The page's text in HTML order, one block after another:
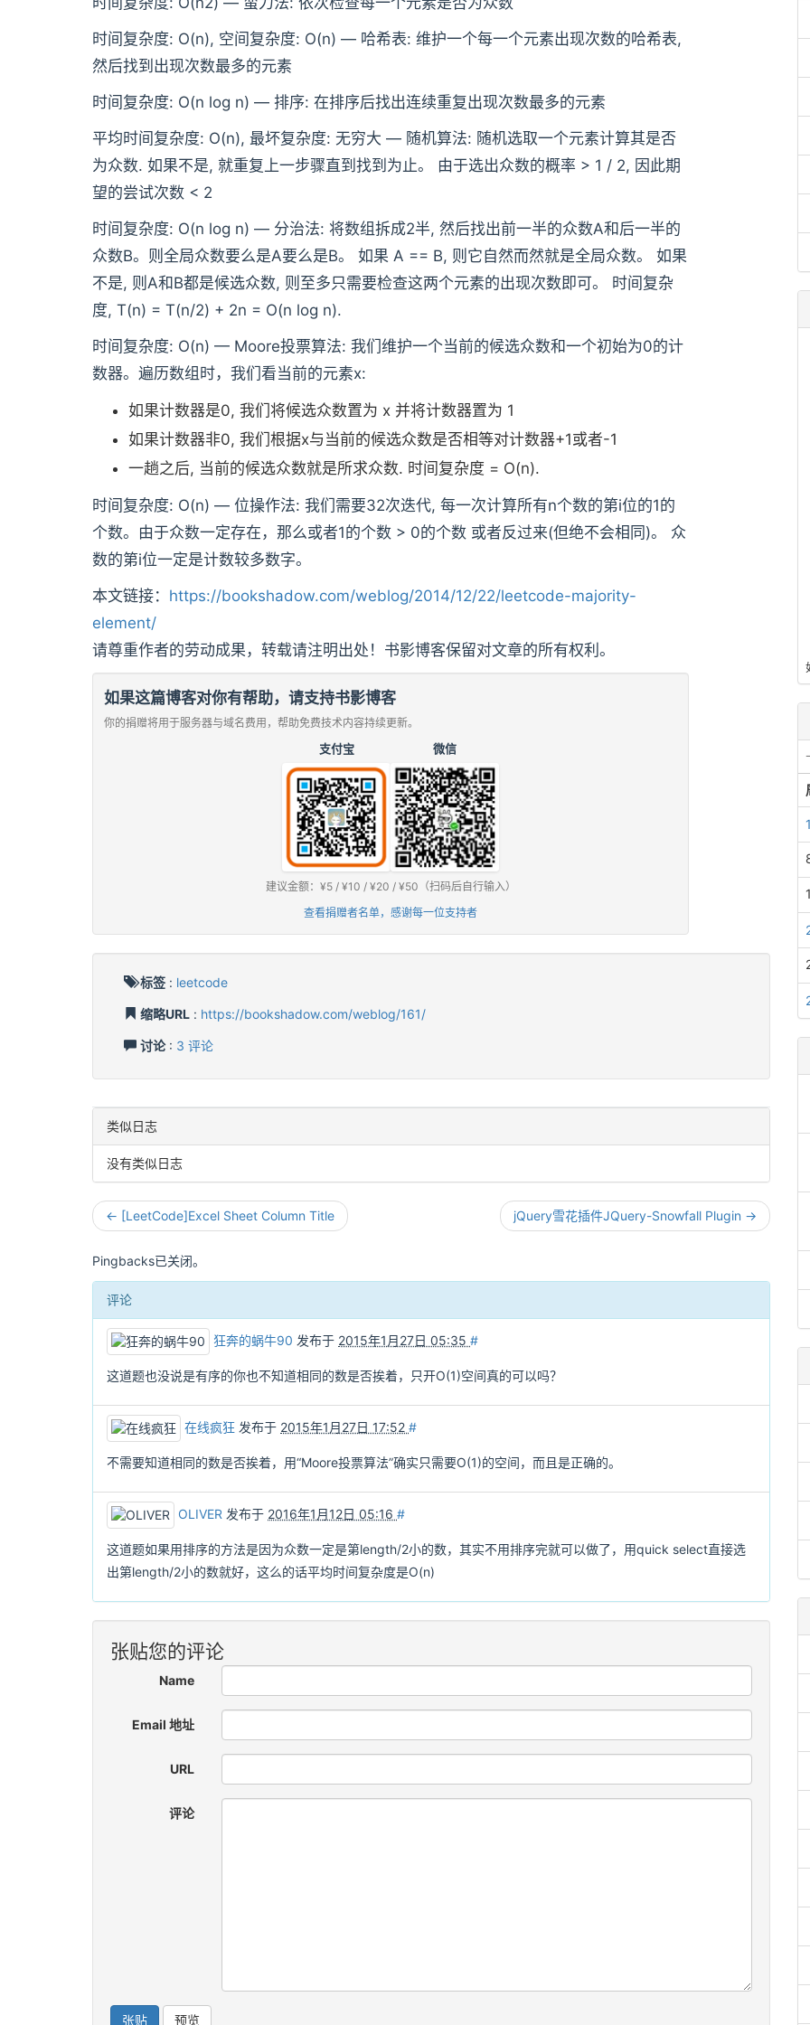
时间复杂度: O(n), 空间复杂度: O(n) — 哈希表: 维护一个每一个元素出现次数的哈希表,
然后找到出现次数最多的元素
时间复杂度: O(n log n) — 排序: 在排序后找出连续重复出现次数最多的元素
平均时间复杂度: O(n), 最坏复杂度: 无穷大 — 随机算法: 随机选取一个元素计算其是否
为众数. 如果不是, 就重复上一步骤直到找到为止。 由于选出众数的概率 > 1 / 2, 因此期
望的尝试次数 < 2
时间复杂度: O(n log n) — 分治法: 将数组拆成2半, 然后找出前一半的众数A和后一半的
众数B。则全局众数要么是A要么是B。 如果 A == B, 则它自然而然就是全局众数。 如果
不是, 则A和B都是候选众数, 则至多只需要检查这两个元素的出现次数即可。 时间复杂
度, T(n) = T(n/2) + 2n = O(n log n).
时间复杂度: O(n) — Moore投票算法: 我们维护一个当前的候选众数和一个初始为0的计
数器。遍历数组时，我们看当前的元素x:
如果计数器是0, 我们将候选众数置为 x 并将计数器置为 1
如果计数器非0, 我们根据x与当前的候选众数是否相等对计数器+1或者-1
一趟之后, 当前的候选众数就是所求众数. 时间复杂度 = O(n).
时间复杂度: O(n) — 位操作法: 我们需要32次迭代, 每一次计算所有n个数的第i位的1的
个数。由于众数一定存在，那么或者1的个数 > 0的个数 或者反过来(但绝不会相同)。 众
数的第i位一定是计数较多数字。
本文链接： https://bookshadow.com/weblog/2014/12/22/leetcode-majority-
element/
请尊重作者的劳动成果，转载请注明出处！书影博客保留对文章的所有权利。
如果这篇博客对你有帮助，请支持书影博客
你的捐赠将用于服务器与域名费用，帮助免费技术内容持续更新。
支付宝 微信
建议金额：¥5 / ¥10 / ¥20 / ¥50（扫码后自行输入）
查看捐赠者名单，感谢每一位支持者
标签 : leetcode
缩略URL : https://bookshadow.com/weblog/161/
讨论: 3 评论
类似日志
没有类似日志
jQuery雪花插件JQuery-Snowfall Plugin →
← [LeetCode]Excel Sheet Column Title
Pingbacks已关闭。
评论
狂奔的蜗牛90 发布于 2015年1月27日 05:35 #
这道题也没说是有序的你也不知道相同的数是否挨着，只开O(1)空间真的可以吗？
在线疯狂 发布于 2015年1月27日 17:52 #
不需要知道相同的数是否挨着，用“Moore投票算法”确实只需要O(1)的空间，而且是正确的。
OLIVER 发布于 2016年1月12日 05:16 #
这道题如果用排序的方法是因为众数一定是第length/2小的数，其实不用排序完就可以做了，用quick select直接选
出第length/2小的数就好，这么的话平均时间复杂度是O(n)
张贴您的评论
Name
Email 地址
URL
评论